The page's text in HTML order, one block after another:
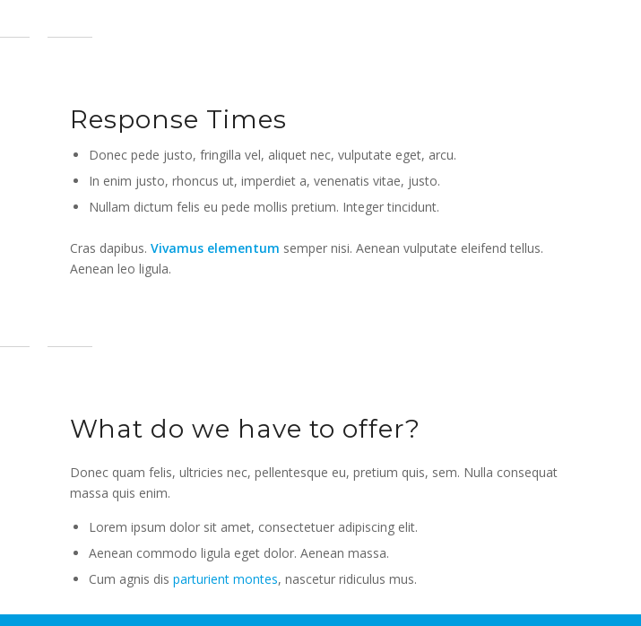
Response Times
Donec pede justo, fringilla vel, aliquet nec, vulputate eget, arcu.
In enim justo, rhoncus ut, imperdiet a, venenatis vitae, justo.
Nullam dictum felis eu pede mollis pretium. Integer tincidunt.
Cras dapibus.Vivamus elementum semper nisi. Aenean vulputate eleifend tellus.
Aenean leo ligula.
What do we have to offer?
Donec quam felis, ultricies nec, pellentesque eu, pretium quis, sem. Nulla consequat
massa quis enim.
Lorem ipsum dolor sit amet, consectetuer adipiscing elit.
Aenean commodo ligula eget dolor. Aenean massa.
Cum agnis disparturient montes, nascetur ridiculus mus.